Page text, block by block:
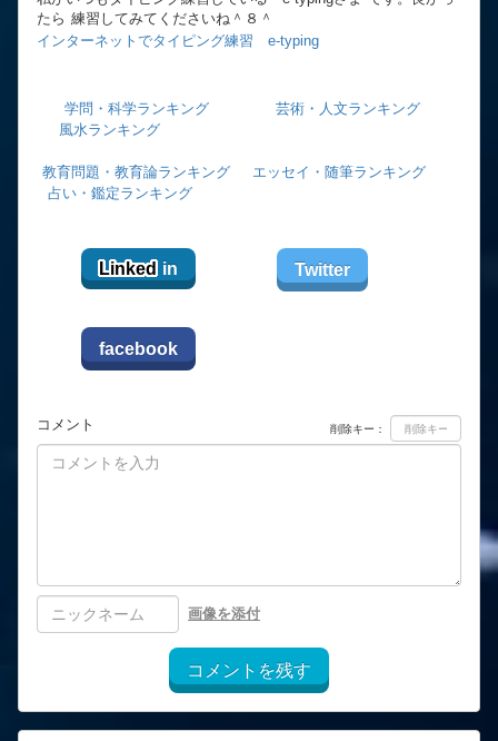
たら 練習してみてくださいね＾８＾
インターネットでタイピング練習 e-typing
学問・科学ランキング
芸術・人文ランキング
風水ランキング
教育問題・教育論ランキング
エッセイ・随筆ランキング
占い・鑑定ランキング
Linked in Twitter
facebook
コメント 削除キー：
画像を添付
コメントを残す